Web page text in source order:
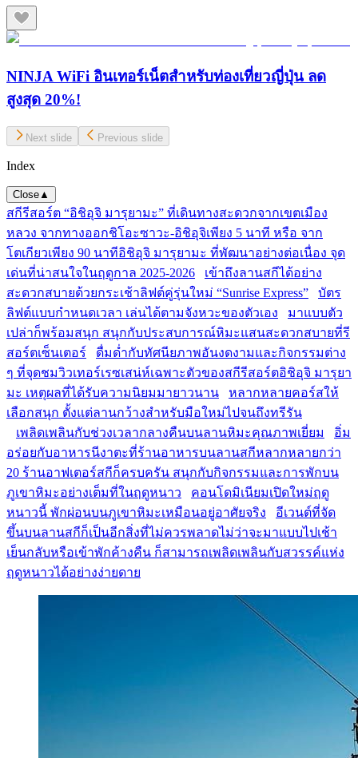
NINJA WiFi อินเทอร์เน็ตสำหรับท่องเที่ยวญี่ปุ่น ลด
สูงสุด 20%!
Next slide Previous slide
Index
Close▲
สกีรีสอร์ต “อิชิอุจิ มารุยามะ” ที่เดินทางสะดวกจากเขตเมือง
หลวง จากทางออกชิโอะซาวะ-อิชิอุจิเพียง 5 นาที หรือ จาก
โตเกียวเพียง 90 นาทีอิชิอุจิ มารุยามะ ที่พัฒนาอย่างต่อเนื่อง จุด
เด่นที่น่าสนใจในฤดูกาล 2025-2026
เข้าถึงลานสกีได้อย่าง
สะดวกสบายด้วยกระเช้าลิฟต์คู่รุ่นใหม่ “Sunrise Express”
บัตร
ลิฟต์แบบกำหนดเวลา เล่นได้ตามจังหวะของตัวเอง
มาแบบตัว
เปล่าก็พร้อมสนุก สนุกกับประสบการณ์หิมะแสนสะดวกสบายที่รี
สอร์ตเซ็นเตอร์
ดื่มด่ำกับทัศนียภาพอันงดงามและกิจกรรมต่าง
ๆ ที่จุดชมวิวเทอร์เรซเสน่ห์เฉพาะตัวของสกีรีสอร์ตอิชิอุจิ มารุยา
มะ เหตุผลที่ได้รับความนิยมมายาวนาน
หลากหลายคอร์สให้
เลือกสนุก ตั้งแต่ลานกว้างสำหรับมือใหม่ไปจนถึงทรีรัน
เพลิดเพลินกับช่วงเวลากลางคืนบนลานหิมะคุณภาพเยี่ยม
อิ่ม
อร่อยกับอาหารนีงาตะที่ร้านอาหารบนลานสกีหลากหลายกว่า
20 ร้านอาฟเตอร์สกีก็ครบครัน สนุกกับกิจกรรมและการพักบน
ภูเขาหิมะอย่างเต็มที่ในฤดูหนาว
คอนโดมิเนียมเปิดใหม่ฤดู
หนาวนี้ พักผ่อนบนภูเขาหิมะเหมือนอยู่อาศัยจริง
อีเวนต์ที่จัด
ขึ้นบนลานสกีก็เป็นอีกสิ่งที่ไม่ควรพลาดไม่ว่าจะมาแบบไปเช้า
เย็นกลับหรือเข้าพักค้างคืน ก็สามารถเพลิดเพลินกับสวรรค์แห่ง
ฤดูหนาวได้อย่างง่ายดาย